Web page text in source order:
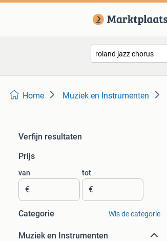
Home Muziek en Instrumenten
Verfijn resultaten
Prijs
van
€
tot
€
Categorie Wis de categorie
Muziek en Instrumenten